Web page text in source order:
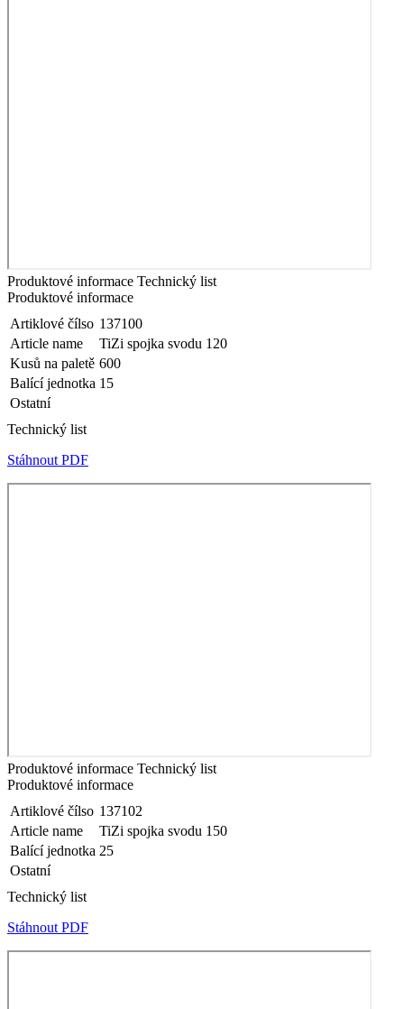
Produktové informace Technický list
Produktové informace
Artiklové čílso 137100
Article name
TiZi spojka svodu 120
Kusů na paletě 600
Balící jednotka 15
Ostatní
Technický list
Stáhnout PDF
Produktové informace Technický list
Produktové informace
Artiklové čílso 137102
Article name
TiZi spojka svodu 150
Balící jednotka 25
Ostatní
Technický list
Stáhnout PDF